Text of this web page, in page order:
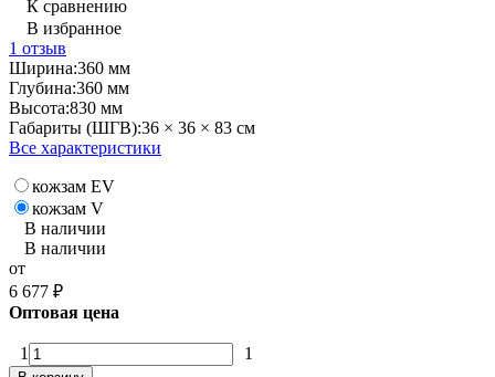
К сравнению
В избранное
1 отзыв
Ширина:360 мм
Глубина:360 мм
Высота:830 мм
Габариты (ШГВ):36 × 36 × 83 см
Все характеристики
кожзам EV
кожзам V
В наличии
В наличии
от
6 677 ₽
Оптовая цена
1 1